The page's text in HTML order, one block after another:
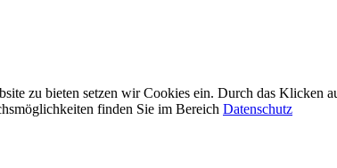
zu bieten setzen wir Cookies ein. Durch das
finden Sie im Bereich Datenschutz